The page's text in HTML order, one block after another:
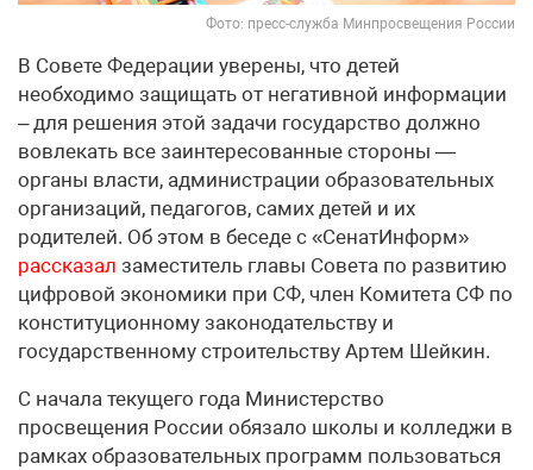
Фото: пресс-служба Минпросвещения России
В Совете Федерации уверены, что детей
необходимо защищать от негативной информации
– для решения этой задачи государство должно
вовлекать все заинтересованные стороны —
органы власти, администрации образовательных
организаций, педагогов, самих детей и их
родителей. Об этом в беседе с «СенатИнформ»
рассказал заместитель главы Совета по развитию
цифровой экономики при СФ, член Комитета СФ по
конституционному законодательству и
государственному строительству Артем Шейкин.
С начала текущего года Министерство
просвещения России обязало школы и колледжи в
рамках образовательных программ пользоваться